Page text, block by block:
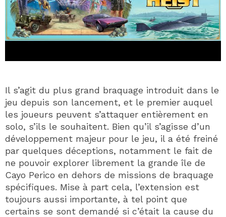
Il s’agit du plus grand braquage introduit dans le
jeu depuis son lancement, et le premier auquel
les joueurs peuvent s’attaquer entièrement en
solo, s’ils le souhaitent. Bien qu’il s’agisse d’un
développement majeur pour le jeu, il a été freiné
par quelques déceptions, notamment le fait de
ne pouvoir explorer librement la grande île de
Cayo Perico en dehors de missions de braquage
spécifiques. Mise à part cela, l’extension est
toujours aussi importante, à tel point que
certains se sont demandé si c’était la cause du